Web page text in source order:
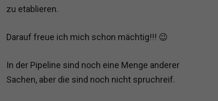
zu etablieren.
Darauf freue ich mich schon mächtig!!! 😉
In der Pipeline sind noch eine Menge anderer
Sachen, aber die sind noch nicht spruchreif.